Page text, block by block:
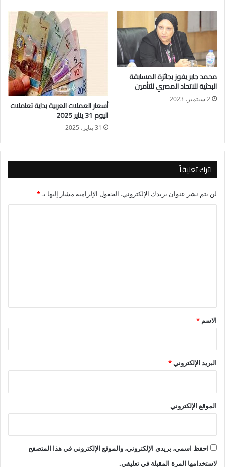
محمد جابر يفوز بجائزة المسابقة
البحثية للاتحاد المصري للتأمين
2 سبتمبر، 2023
أسعار العملات العربية بداية تعاملات
اليوم 31 يناير 2025
31 يناير، 2025
اترك تعليقاً
لن يتم نشر عنوان بريدك الإلكتروني. الحقول الإلزامية مشار إليها بـ*
*
الاسم *
البريد الإلكتروني*
الموقع الإلكتروني
احفظ اسمي، بريدي الإلكتروني، والموقع الإلكتروني في هذا المتصفح
لاستخدامها المرة المقبلة في تعليقي.